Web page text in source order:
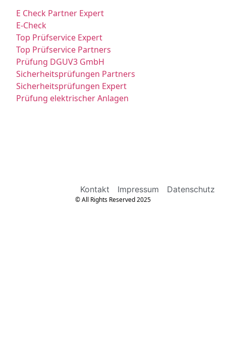
E Check Partner Expert
E-Check
Top Prüfservice Expert
Top Prüfservice Partners
Prüfung DGUV3 GmbH
Sicherheitsprüfungen Partners
Sicherheitsprüfungen Expert
Prüfung elektrischer Anlagen
Kontakt Impressum Datenschutz
© All Rights Reserved 2025